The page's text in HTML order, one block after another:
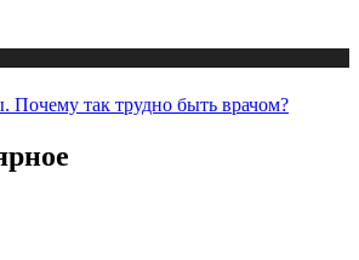
так трудно быть врачом?